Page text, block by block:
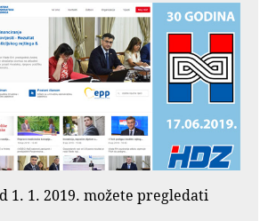
1. 1. 2019. možete pregledati